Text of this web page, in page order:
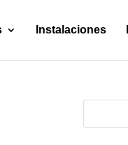
Instalaciones